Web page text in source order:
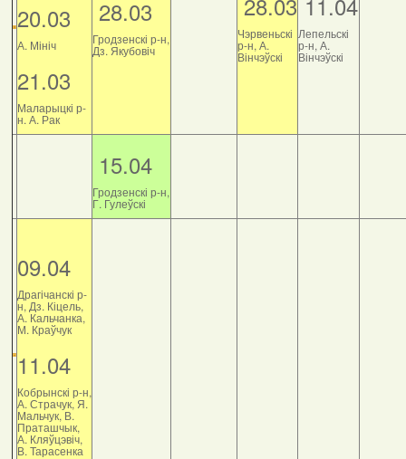
20.03
А. Мініч
21.03
Маларыцкі р-
н. А. Рак
28.03
Гродзенскі р-н,
Дз. Якубовіч
Чэрвеньскі
р-н, А.
Вінчэўскі
Лепельскі
р-н, А.
Вінчэўскі
15.04
Гродзенскі р-н,
Г. Гулеўскі
09.04
Драгічанскі р-
н, Дз. Кіцель,
А. Кальчанка,
М. Краўчук
11.04
Кобрынскі р-н,
А. Страчук, Я.
Мальчук, В.
Праташчык,
А. Кляўцэвіч,
В. Тарасенка